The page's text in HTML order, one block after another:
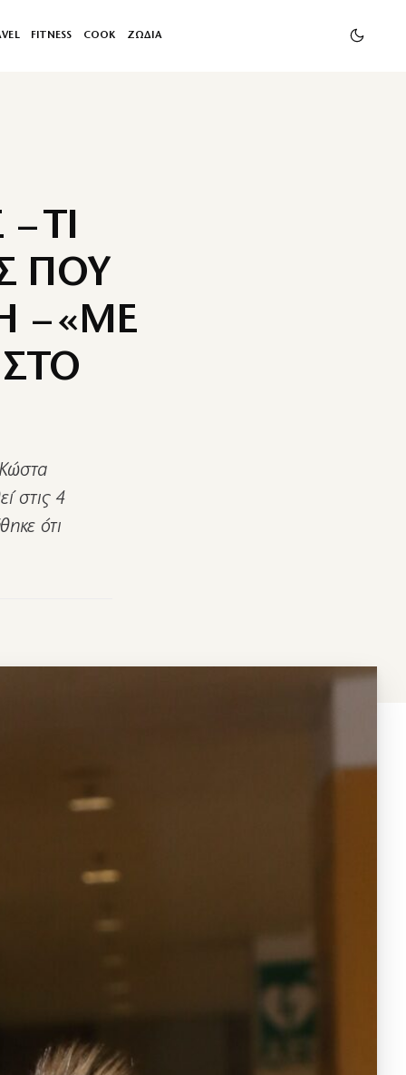
FITNESS COOK ΖΩΔΙΑ
ΤΙ
ΠΟΥ
– «ΜΕ
στις 4
ότι